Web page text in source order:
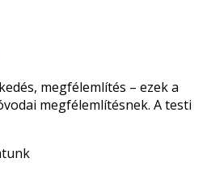
megfélemlítés – ezek a
megfélemlítésnek. A testi